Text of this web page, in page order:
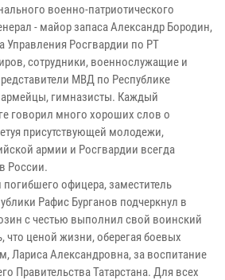
военно-патриотического
- майор запаса Александр Бородин,
Управления Росгвардии по РТ
сотрудники, военнослужащие и
МВД по Республике
гимназисты. Каждый
говорил много хороших слов о
присутствующей молодежи,
армии и Росгвардии всегда
России.
погибшего офицера, заместитель
Рафис Бурганов подчеркнул в
с честью выполнил свой воинский
что ценой жизни, оберегая боевых
Лариса Александровна, за воспитание
Правительства Татарстана. Для всех